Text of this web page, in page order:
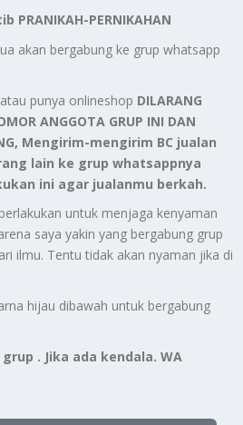
PERNIKAHAN
akan bergabung ke grup whatsapp
punya onlineshop DILARANG
ANGGOTA GRUP INI DAN
Mengirim-mengirim BC jualan
lain ke grup whatsappnya
ini agar jualanmu berkah.
untuk menjaga kenyaman
saya yakin yang bergabung grup
ilmu. Tentu tidak akan nyaman jika di
hijau dibawah untuk bergabung
. Jika ada kendala. WA